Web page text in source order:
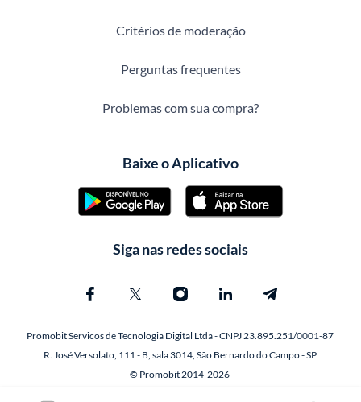
Critérios de moderação
Perguntas frequentes
Problemas com sua compra?
Baixe o Aplicativo
Siga nas redes sociais
Promobit Servicos de Tecnologia Digital Ltda - CNPJ 23.895.251/0001-87
R. José Versolato, 111 - B, sala 3014, São Bernardo do Campo - SP
© Promobit 2014-2026